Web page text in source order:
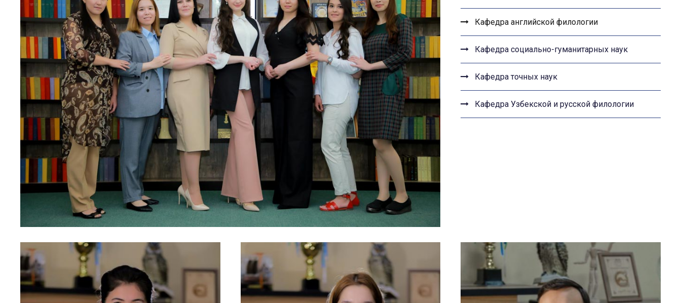
Кафедра английской филологии
Кафедра социально-гуманитарных наук
Кафедра точных наук
Кафедра Узбекской и русской филологии